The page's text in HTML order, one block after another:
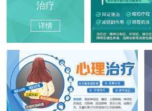
治疗
详情